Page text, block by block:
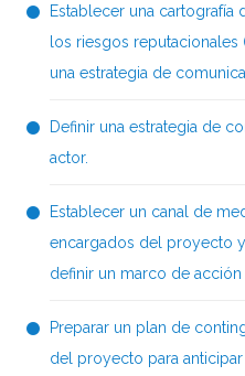
Establecer una cartografía
los riesgos
una estrategia de
Definir una estrategia de
actor.
Establecer un canal de
encargados del proyecto
definir un marco de acción
Preparar un plan de
del proyecto para